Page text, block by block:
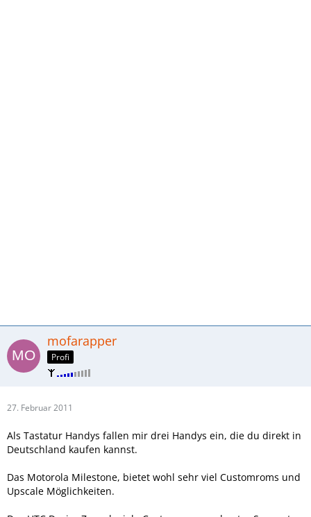
mofarapper
Profi
27. Februar 2011
Als Tastatur Handys fallen mir drei Handys ein, die du direkt in
Deutschland kaufen kannst.
Das Motorola Milestone, bietet wohl sehr viel Customroms und
Upscale Möglichkeiten.